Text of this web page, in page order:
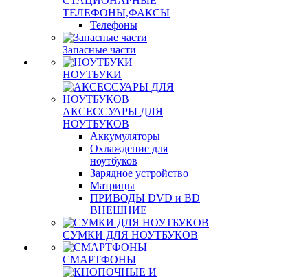
ТЕЛЕФОНЫ,ФАКСЫ
Телефоны
Запасные части
НОУТБУКИ
АКСЕССУАРЫ ДЛЯ
НОУТБУКОВ
Аккумуляторы
Охлаждение для
ноутбуков
Зарядное устройство
Матрицы
ПРИВОДЫ DVD и BD
ВНЕШНИЕ
СУМКИ ДЛЯ НОУТБУКОВ
СМАРТФОНЫ